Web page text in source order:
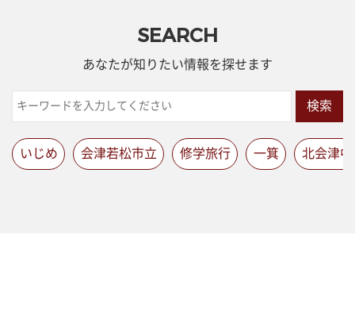
SEARCH
あなたが知りたい情報を探せます
検索
いじめ 会津若松市立 修学旅行 一箕 北会津中